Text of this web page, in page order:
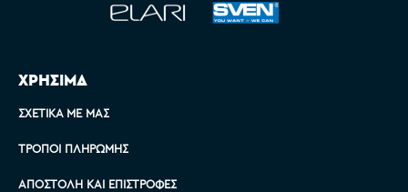
ΧΡΗΣΙΜΑ
ΣΧΕΤΙΚΆ ΜΕ ΜΑΣ
ΤΡΌΠΟΙ ΠΛΗΡΩΜΉΣ
ΑΠΟΣΤΟΛΉ ΚΑΙ ΕΠΙΣΤΡΟΦΈΣ